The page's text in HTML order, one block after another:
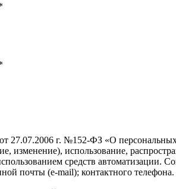
27.07.2006 г. №152-ФЗ «О
изменение), использование,
средств автоматизации.
почты (e-mail); контактного телефона.